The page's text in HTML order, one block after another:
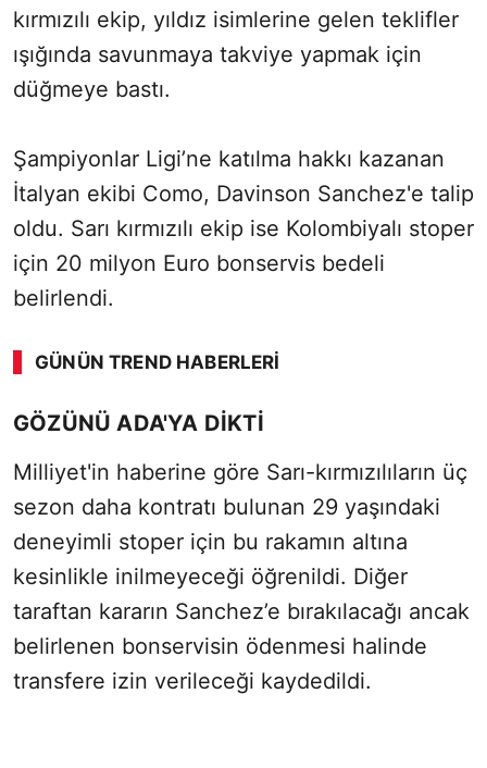
kırmızılı ekip, yıldız isimlerine gelen teklifler
ışığında savunmaya takviye yapmak için
düğmeye bastı.
Şampiyonlar Ligi’ne katılma hakkı kazanan
İtalyan ekibi Como, Davinson Sanchez'e talip
oldu. Sarı kırmızılı ekip ise Kolombiyalı stoper
için 20 milyon Euro bonservis bedeli
belirlendi.
GÜNÜN TREND HABERLERI
GÖZÜNÜ ADA'YA DİKTİ
Milliyet'in haberine göre Sarı-kırmızılıların üç
sezon daha kontratı bulunan 29 yaşındaki
deneyimli stoper için bu rakamın altına
kesinlikle inilmeyeceği öğrenildi. Diğer
taraftan kararın Sanchez’e bırakılacağı ancak
belirlenen bonservisin ödenmesi halinde
transfere izin verileceği kaydedildi.